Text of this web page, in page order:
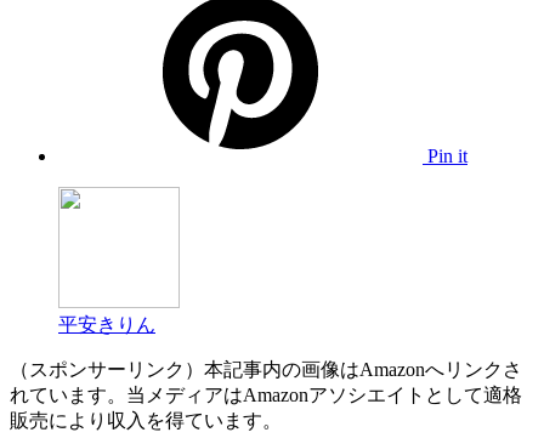
Pin it
平安きりん
（スポンサーリンク）本記事内の画像はAmazonへリンクさ
れています。当メディアはAmazonアソシエイトとして適格
販売により収入を得ています。